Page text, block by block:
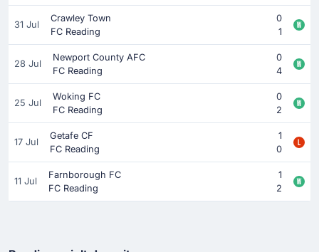
31 Jul
Crawley Town
0
FC Reading
1
28 Jul
Newport County AFC
0
FC Reading
4
25 Jul
Woking FC
0
FC Reading
2
17 Jul
Getafe CF
1
FC Reading
0
11 Jul
Farnborough FC
1
FC Reading
2